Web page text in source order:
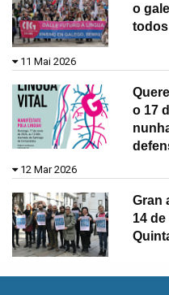
o
11 Mai 2026
o 17
12 Mar 2026
Gran
14